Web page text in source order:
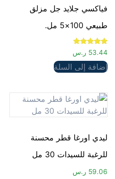
فياكسي جلايد جل مزلق
طبيعي 100×5 مل.
تم التقييم
5.00
من 5
53.44 ر.س
إضافة إلى السلة
ليدي اورغا قطر محسنة
للرغبة للسيدات 30 مل
59.06 ر.س